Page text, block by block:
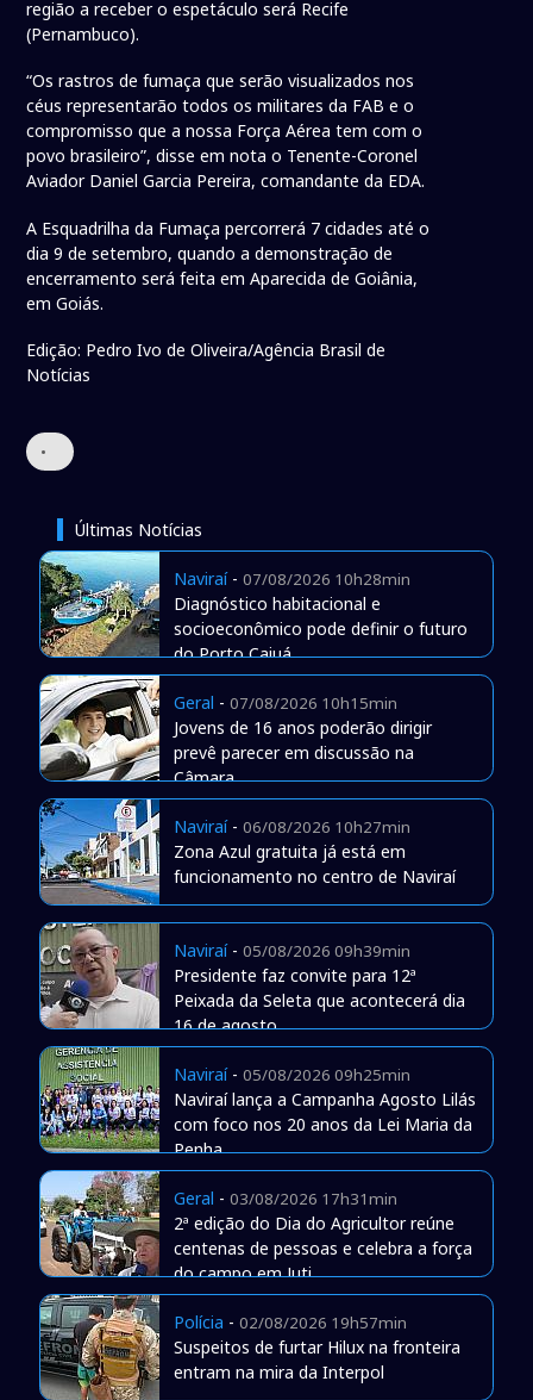
região a receber o espetáculo será Recife
(Pernambuco).
“Os rastros de fumaça que serão visualizados nos
céus representarão todos os militares da FAB e o
compromisso que a nossa Força Aérea tem com o
povo brasileiro”, disse em nota o Tenente-Coronel
Aviador Daniel Garcia Pereira, comandante da EDA.
A Esquadrilha da Fumaça percorrerá 7 cidades até o
dia 9 de setembro, quando a demonstração de
encerramento será feita em Aparecida de Goiânia,
em Goiás.
Edição: Pedro Ivo de Oliveira/Agência Brasil de
Notícias
•
Últimas Notícias
Naviraí- 07/08/2026 10h28min
Diagnóstico habitacional e
socioeconômico pode definir o futuro
do Porto Caiuá
Geral - 07/08/2026 10h15min
Jovens de 16 anos poderão dirigir
prevê parecer em discussão na
Câmara
Naviraí- 06/08/2026 10h27min
Zona Azul gratuita já está em
funcionamento no centro de Naviraí
Naviraí- 05/08/2026 09h39min
Presidente faz convite para 12ª
Peixada da Seleta que acontecerá dia
16 de agosto
Naviraí- 05/08/2026 09h25min
Naviraí lança a Campanha Agosto Lilás
com foco nos 20 anos da Lei Maria da
Penha
Geral - 03/08/2026 17h31min
2ª edição do Dia do Agricultor reúne
centenas de pessoas e celebra a força
do campo em Juti
Polícia - 02/08/2026 19h57min
Suspeitos de furtar Hilux na fronteira
entram na mira da Interpol